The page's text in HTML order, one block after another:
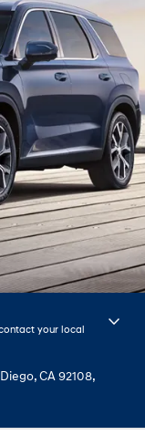
your local
CA 92108,